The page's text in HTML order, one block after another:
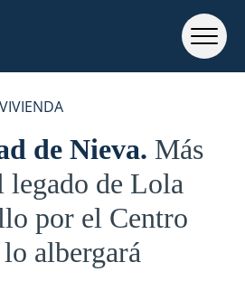
de Nieva Más
legado de Lola
por el Centro
albergará